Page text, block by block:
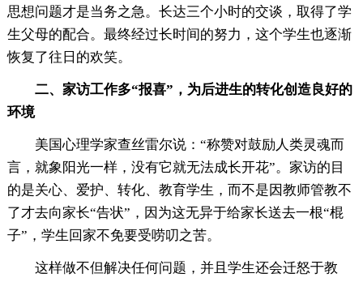
思想问题才是当务之急。长达三个小时的交谈，取得了学
生父母的配合。最终经过长时间的努力，这个学生也逐渐
恢复了往日的欢笑。
二、家访工作多“报喜”，为后进生的转化创造良好的
环境
美国心理学家查丝雷尔说：“称赞对鼓励人类灵魂而
言，就象阳光一样，没有它就无法成长开花”。家访的目
的是关心、爱护、转化、教育学生，而不是因教师管教不
了才去向家长“告状”，因为这无异于给家长送去一根“棍
子”，学生回家不免要受唠叨之苦。
这样做不但解决任何问题，并且学生还会迁怒于教